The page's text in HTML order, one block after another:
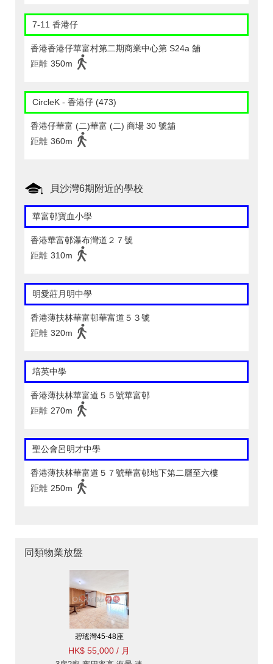
7-11 香港仔
香港香港仔華富村第二期商業中心第 S24a 舖
距離 350m
CircleK - 香港仔 (473)
香港仔華富 (二)華富 (二) 商場 30 號舖
距離 360m
貝沙灣6期附近的學校
華富邨寶血小學
香港華富邨瀑布灣道２７號
距離 310m
明愛莊月明中學
香港薄扶林華富邨華富道５３號
距離 320m
培英中學
香港薄扶林華富道５５號華富邨
距離 270m
聖公會呂明才中學
香港薄扶林華富道５７號華富邨地下第二層至六樓
距離 250m
同類物業放盤
碧瑤灣45-48座
HK$ 55,000 / 月